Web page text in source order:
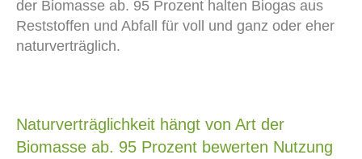
der Biomasse ab. 95 Prozent halten Biogas aus
Reststoffen und Abfall für voll und ganz oder eher
naturverträglich.
Naturverträglichkeit hängt von Art der
Biomasse ab. 95 Prozent bewerten Nutzung